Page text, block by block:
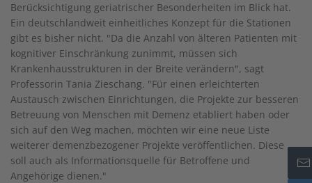
Berücksichtigung geriatrischer Besonderheiten im Blick hat.
Ein deutschlandweit einheitliches Konzept für die Stationen
gibt es bisher nicht. "Da die Anzahl von älteren Patienten mit
kognitiver Einschränkung zunimmt, müssen sich
Krankenhausstrukturen in der Breite verändern", sagt
Professorin Tania Zieschang. "Für einen erleichterten
Austausch zwischen Einrichtungen, die Projekte zur besseren
Betreuung von Menschen mit Demenz etabliert haben oder
sich auf den Weg machen, möchten wir eine neue Liste
weiterer demenzbezogener Projekte veröffentlichen. Diese
soll auch als Informationsquelle für Betroffene und
Angehörige dienen."